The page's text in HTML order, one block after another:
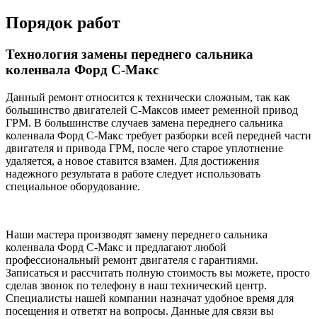
Порядок работ
Технология замены переднего сальника
коленвала Форд С-Макс
Данный ремонт относится к технически сложным, так как
большинство двигателей С-Максов имеет ременной привод
ГРМ. В большинстве случаев замена переднего сальника
коленвала Форд С-Макс требует разборки всей передней части
двигателя и привода ГРМ, после чего старое уплотнение
удаляется, а новое ставится взамен. Для достижения
надежного результата в работе следует использовать
специальное оборудование.
Наши мастера производят замену переднего сальника
коленвала Форд С-Макс и предлагают любой
профессиональный ремонт двигателя с гарантиями.
Записаться и рассчитать полную стоимость вы можете, просто
сделав звонок по телефону в наш технический центр.
Специалисты нашей компании назначат удобное время для
посещения и ответят на вопросы. Данные для связи вы